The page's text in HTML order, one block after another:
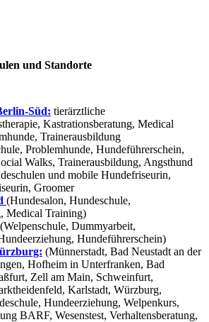
und Standorte
Süd: tierärztliche
Kastrationsberatung, Medical
Trainerausbildung
Problemhunde, Hundeführerschein,
Walks, Trainerausbildung, Angsthund
und mobile Hundefriseurin,
Groomer
(Hundesalon, Hundeschule,
Medical Training)
(Welpenschule, Dummyarbeit,
Hundeführerschein)
(Münnerstadt, Bad Neustadt an der
Hofheim in Unterfranken, Bad
Zell am Main, Schweinfurt,
Karlstadt, Würzburg,
Hundeerziehung, Welpenkurs,
BARF, Wesenstest, Verhaltensberatung,